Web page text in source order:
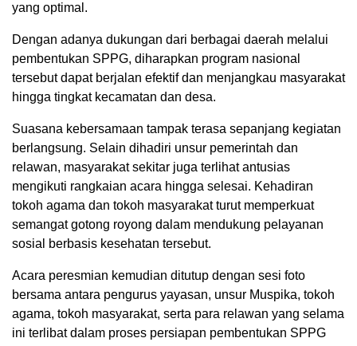
yang optimal.
Dengan adanya dukungan dari berbagai daerah melalui
pembentukan SPPG, diharapkan program nasional
tersebut dapat berjalan efektif dan menjangkau masyarakat
hingga tingkat kecamatan dan desa.
Suasana kebersamaan tampak terasa sepanjang kegiatan
berlangsung. Selain dihadiri unsur pemerintah dan
relawan, masyarakat sekitar juga terlihat antusias
mengikuti rangkaian acara hingga selesai. Kehadiran
tokoh agama dan tokoh masyarakat turut memperkuat
semangat gotong royong dalam mendukung pelayanan
sosial berbasis kesehatan tersebut.
Acara peresmian kemudian ditutup dengan sesi foto
bersama antara pengurus yayasan, unsur Muspika, tokoh
agama, tokoh masyarakat, serta para relawan yang selama
ini terlibat dalam proses persiapan pembentukan SPPG